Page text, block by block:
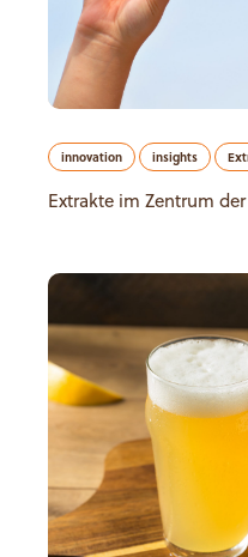
innovation insights
Extrakte im Zentrum